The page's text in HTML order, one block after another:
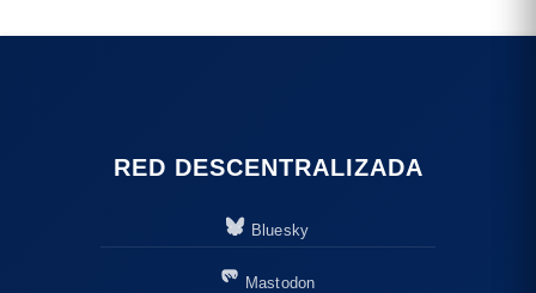
RED DESCENTRALIZADA
Bluesky
Mastodon